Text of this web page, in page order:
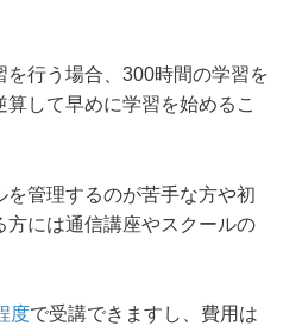
行う場合、300時間の学習を
算して早めに学習を始めるこ
を管理するのが苦手な方や初
方には通信講座やスクールの
度で受講できますし、費用は